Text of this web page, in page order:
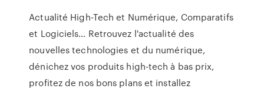
Actualité High-Tech et Numérique, Comparatifs
et Logiciels… Retrouvez l'actualité des
nouvelles technologies et du numérique,
dénichez vos produits high-tech à bas prix,
profitez de nos bons plans et installez